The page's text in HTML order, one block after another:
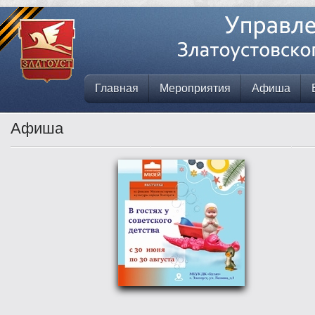
Главная Мероприятия Афиша
Афиша